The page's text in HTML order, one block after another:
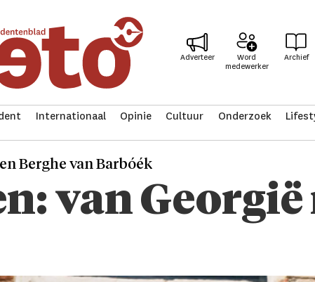
Adverteer
Word
medewerker
Archief
Internationaal Opinie Cultuur Onderzoek
Berghe van Barbóék
van Georgië